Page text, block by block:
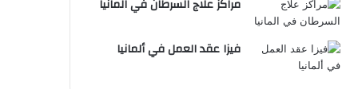
مراكز علاج السرطان في المانيا
فيزا عقد العمل في ألمانيا